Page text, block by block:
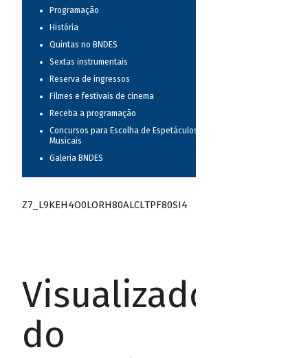
Programação
História
Quintas no BNDES
Sextas instrumentais
Reserva de ingressos
Filmes e festivais de cinema
Receba a programação
Concursos para Escolha de Espetáculos
Musicais
Galeria BNDES
Z7_L9KEH4O0LORH80ALCLTPF80SI4
Visualizador
do